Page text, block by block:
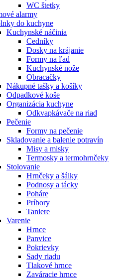
WC štetky
alarmy
do kuchyne
Kuchynské náčinia
Cedníky
Dosky na krájanie
Formy na ľad
Kuchynské nože
Obracačky
Nákupné tašky a košíky
Odpadkové koše
Organizácia kuchyne
Odkvapkávače na riad
Pečenie
Formy na pečenie
Skladovanie a balenie potravín
Misy a misky
Termosky a termohrnčeky
Stolovanie
Hrnčeky a šálky
Podnosy a tácky
Poháre
Príbory
Taniere
Varenie
Hrnce
Panvice
Pokrievky
Sady riadu
Tlakové hrnce
Zaváracie hrnce